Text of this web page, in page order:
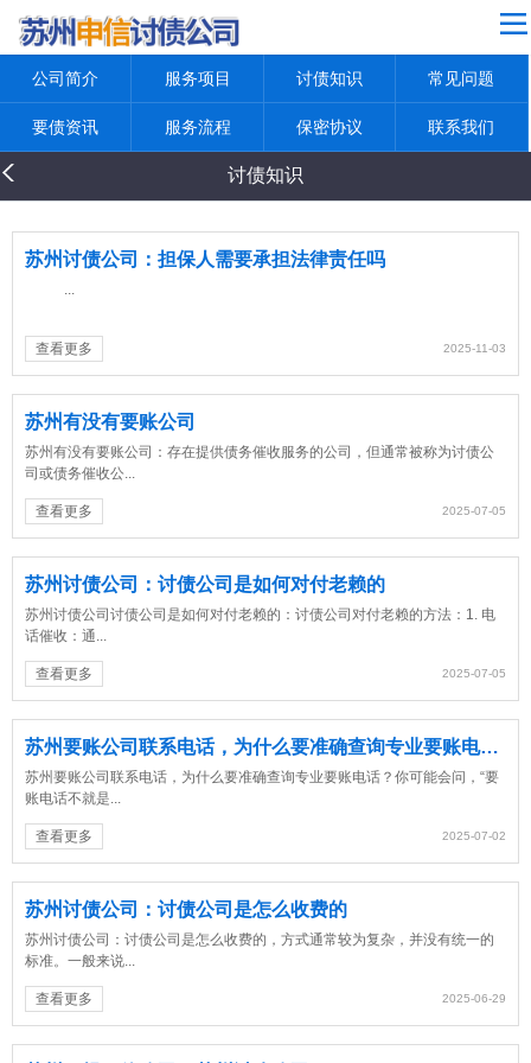
网站导航
公司简介
服务项目
要债资讯
服务流程
保密协议
联系我们
返回首页
公司简介 服务项目 讨债知识 常见问题
要债资讯 服务流程 保密协议 联系我们
讨债知识
苏州讨债公司：担保人需要承担法律责任吗
...
查看更多 2025-11-03
苏州有没有要账公司
苏州有没有要账公司：存在提供债务催收服务的公司，但通常被称为讨债公
司或债务催收公...
查看更多 2025-07-05
苏州讨债公司：讨债公司是如何对付老赖的
苏州讨债公司讨债公司是如何对付老赖的：讨债公司对付老赖的方法：1. 电
话催收：通...
查看更多 2025-07-05
苏州要账公司联系电话，为什么要准确查询专业要账电话？
苏州要账公司联系电话，为什么要准确查询专业要账电话？你可能会问，“要
账电话不就是...
查看更多 2025-07-02
苏州讨债公司：讨债公司是怎么收费的
苏州讨债公司：讨债公司是怎么收费的，方式通常较为复杂，并没有统一的
标准。一般来说...
查看更多 2025-06-29